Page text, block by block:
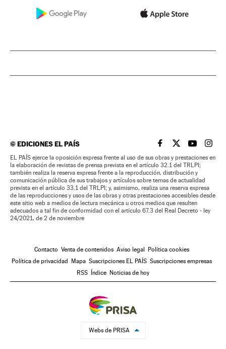
©EDICIONES EL PAÍS EL PAÍS BRASIL EN
EL PAÍSEL PAÍS
EL
EL PAÍS ejerce la oposición expresa frente al uso de sus obras y prestaciones en
la elaboración de revistas de prensa prevista en el artículo 32.1 del TRLPI;
también realiza la reserva expresa frente a la reproducción, distribución y
comunicación pública de sus trabajos y artículos sobre temas de actualidad
prevista en el artículo 33.1 del TRLPI; y, asimismo, realiza una reserva expresa
de las reproducciones y usos de las obras y otras prestaciones accesibles desde
este sitio web a medios de lectura mecánica u otros medios que resulten
adecuados a tal fin de conformidad con el artículo 67.3 del Real Decreto - ley
24/2021, de 2 de noviembre
Contacto Venta de contenidos Aviso legal
Política cookies
Política de privacidad
Mapa Suscripciones EL PAÍS Suscripciones empresas
RSS
Índice Noticias de hoy
Webs de PRISA